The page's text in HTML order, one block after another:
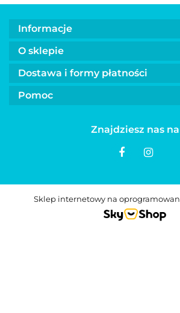
Informacje
O sklepie
Dostawa i formy płatności
Pomoc
Znajdziesz nas na
Sklep internetowy na